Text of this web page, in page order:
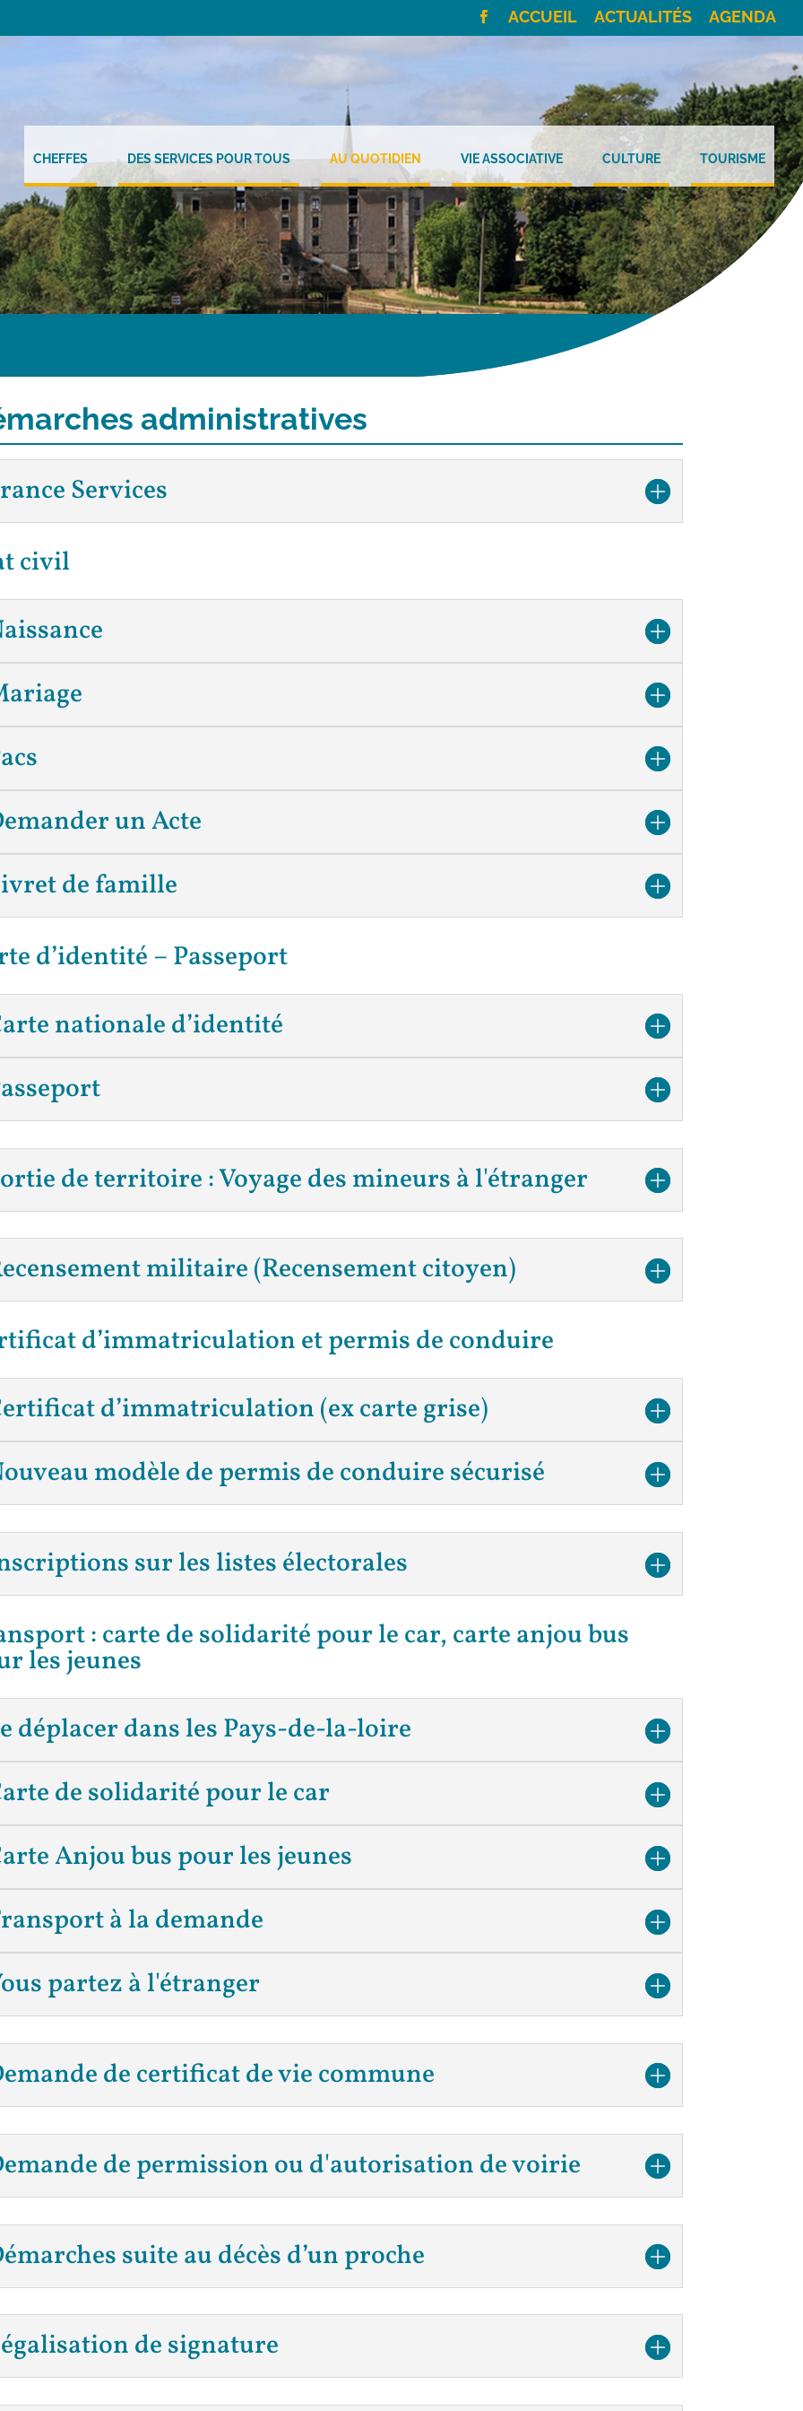
ACCUEIL ACTUALITÉS AGENDA
CHEFFES DES SERVICES POUR TOUS AU QUOTIDIEN VIE ASSOCIATIVE CULTURE TOURISME
administratives
Services
civil
un Acte
de famille
d’identité – Passeport
nationale d’identité
de territoire : Voyage des mineurs à l'étranger
militaire (Recensement citoyen)
d’immatriculation et permis de conduire
d’immatriculation (ex carte grise)
modèle de permis de conduire sécurisé
sur les listes électorales
: carte de solidarité pour le car, carte anjou bus
les jeunes
déplacer dans les Pays-de-la-loire
de solidarité pour le car
Anjou bus pour les jeunes
à la demande
partez à l'étranger
de certificat de vie commune
de permission ou d'autorisation de voirie
suite au décès d’un proche
de signature